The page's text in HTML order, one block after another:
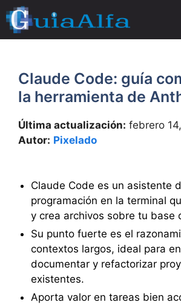
Saltar
al
contenido
Claude Code: guía
la herramienta de
Última actualización: febrero
Autor: Pixelado
Claude Code es un asistente
programación en la terminal
y crea archivos sobre tu base
Su punto fuerte es el
contextos largos, ideal para
documentar y refactorizar
existentes.
Aporta valor en tareas bien